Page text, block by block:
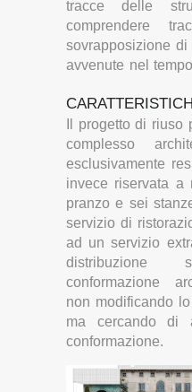
tracce delle
comprendere
sovrapposizione
avvenute nel
Il progetto di riuso
complesso
esclusivamente
invece riservata a
pranzo e sei
servizio di
ad un servizio
conformazione
non modificando
ma cercando di
conformazione.